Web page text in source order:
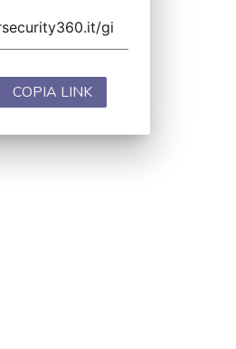
COPIA LINK